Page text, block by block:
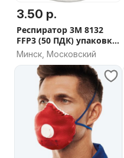
3.50 р.
Респиратор 3М 8132
FFP3 (50 ПДК) упаковка
10 шт.
Минск, Московский